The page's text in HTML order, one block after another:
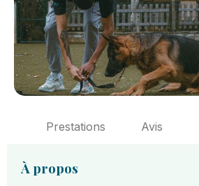
Prestations Avis
À propos